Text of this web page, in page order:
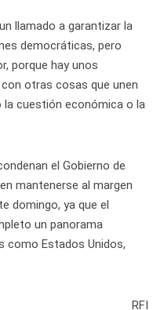
llamado a garantizar la
democráticas, pero
porque hay unos
otras cosas que unen
la cuestión económica o la
el Gobierno de
mantenerse al margen
domingo, ya que el
un panorama
como Estados Unidos,
RFI